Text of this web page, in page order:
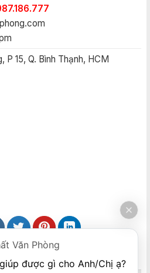
P 15, Q. Bình Thạnh, HCM
Văn Phòng